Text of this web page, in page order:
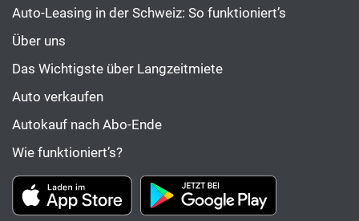
Auto-Leasing in der Schweiz: So funktioniert’s
Über uns
Das Wichtigste über Langzeitmiete
Auto verkaufen
Autokauf nach Abo-Ende
Wie funktioniert’s?